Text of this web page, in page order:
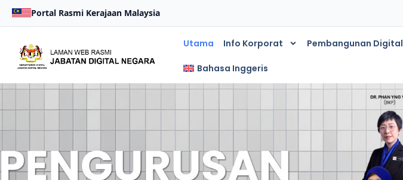
Portal Rasmi Kerajaan Malaysia
Utama Info Korporat Pembangunan Digital
Bahasa Inggeris